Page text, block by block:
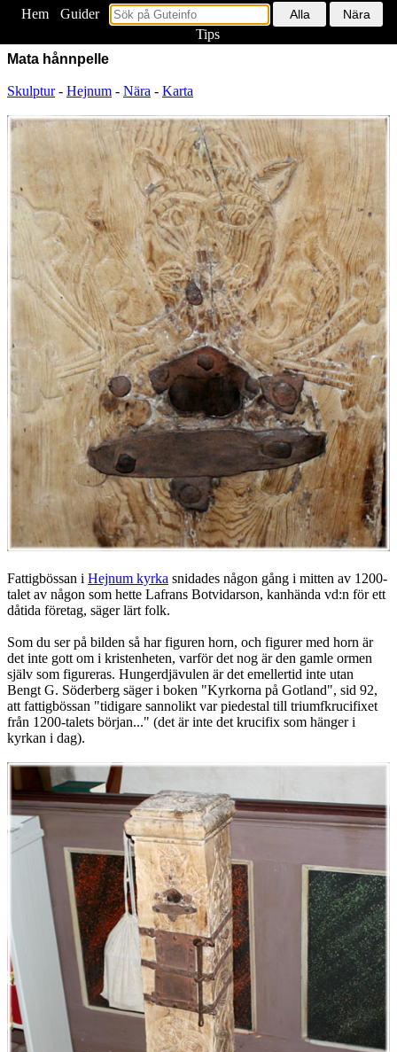
Hem
Guider
Tips
Mata hånnpelle
Skulptur- Hejnum - Nära - Karta
Fattigbössan i Hejnum kyrka snidades någon gång i mitten av 1200-
talet av någon som hette Lafrans Botvidarson, kanhända vd:n för ett
dåtida företag, säger lärt folk.
Som du ser på bilden så har figuren horn, och figurer med horn är
det inte gott om i kristenheten, varför det nog är den gamle ormen
själv som figureras. Hungerdjävulen är det emellertid inte utan
Bengt G. Söderberg säger i boken "Kyrkorna på Gotland", sid 92,
att fattigbössan "tidigare sannolikt var piedestal till triumfkrucifixet
från 1200-talets början..." (det är inte det krucifix som hänger i
kyrkan i dag).